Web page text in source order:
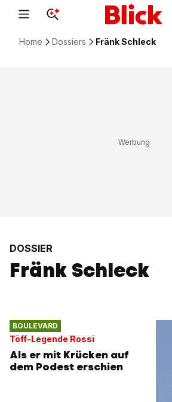
Home Dossiers Fränk Schleck
DOSSIER
Fränk Schleck
BOULEVARD
Töff-Legende Rossi
Als er mit Krücken auf
dem Podest erschien